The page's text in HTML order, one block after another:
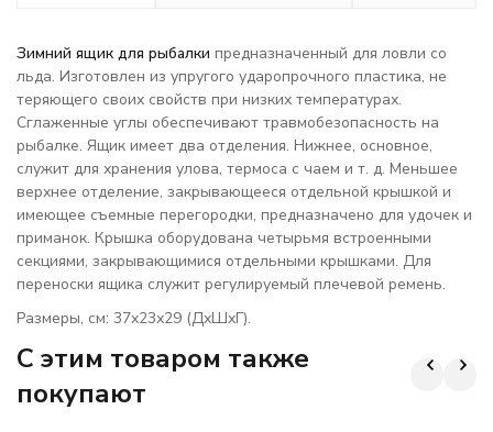
Зимний ящик для рыбалки предназначенный для ловли со
льда. Изготовлен из упругого ударопрочного пластика, не
теряющего своих свойств при низких температурах.
Сглаженные углы обеспечивают травмобезопасность на
рыбалке. Ящик имеет два отделения. Нижнее, основное,
служит для хранения улова, термоса с чаем и т. д. Меньшее
верхнее отделение, закрывающееся отдельной крышкой и
имеющее съемные перегородки, предназначено для удочек и
приманок. Крышка оборудована четырьмя встроенными
секциями, закрывающимися отдельными крышками. Для
переноски ящика служит регулируемый плечевой ремень.
Размеры, см: 37х23х29 (ДхШхГ).
C этим товаром также
покупают